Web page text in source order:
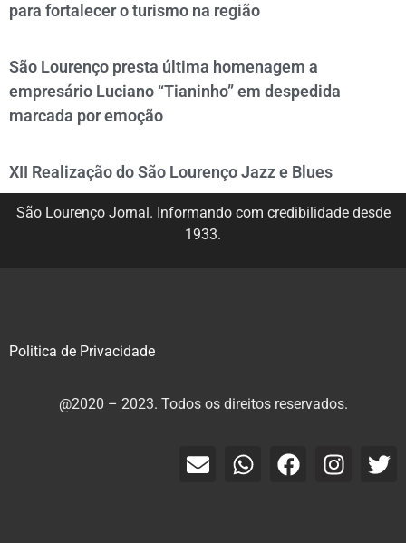
para fortalecer o turismo na região
São Lourenço presta última homenagem a
empresário Luciano “Tianinho” em despedida
marcada por emoção
XII Realização do São Lourenço Jazz e Blues
São Lourenço Jornal. Informando com credibilidade desde
1933.
Politica de Privacidade
@2020 – 2023. Todos os direitos reservados.